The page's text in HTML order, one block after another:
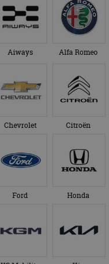
Aiways Alfa Romeo
Chevrolet Citroën
Ford Honda